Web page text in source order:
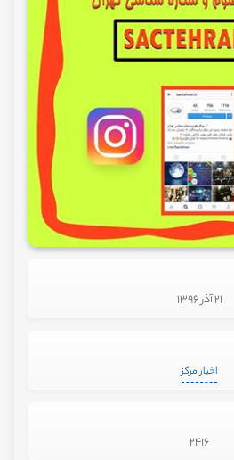
21 آذر 1396
اخبار مرکز
2416